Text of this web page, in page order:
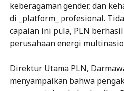
keberagaman gender, dan
di _platform_ profesional.
capaian ini pula, PLN
perusahaan energi
Direktur Utama PLN,
menyampaikan bahwa